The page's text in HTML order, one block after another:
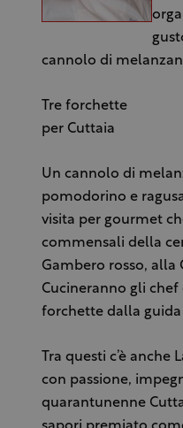
cannolo di
Tre forchette
per Cuttaia
Un cannolo di
pomodorino e
visita per gourmet
commensali della
Gambero rosso, alla
Cucineranno gli
forchette dalla guida
Tra questi c’è anche
con passione,
quarantunenne